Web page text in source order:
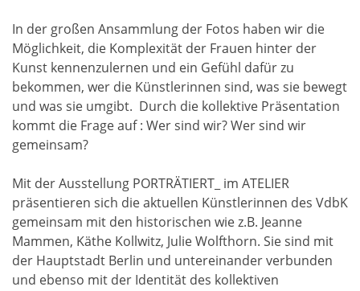
In der großen Ansammlung der Fotos haben wir die
Möglichkeit, die Komplexität der Frauen hinter der
Kunst kennenzulernen und ein Gefühl dafür zu
bekommen, wer die Künstlerinnen sind, was sie bewegt
und was sie umgibt. Durch die kollektive Präsentation
kommt die Frage auf : Wer sind wir? Wer sind wir
gemeinsam?
Mit der Ausstellung PORTRÄTIERT_ im ATELIER
präsentieren sich die aktuellen Künstlerinnen des VdbK
gemeinsam mit den historischen wie z.B. Jeanne
Mammen, Käthe Kollwitz, Julie Wolfthorn. Sie sind mit
der Hauptstadt Berlin und untereinander verbunden
und ebenso mit der Identität des kollektiven